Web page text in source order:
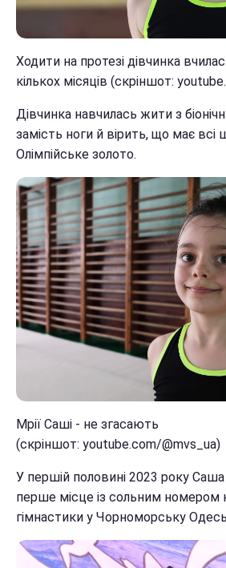
Ходити на протезі дівчинка
кількох місяців (скріншот:
Дівчинка навчилась жити з
замість ноги й вірить, що має всі
Олімпійське золото.
Мрії Саші - не згасають
(скріншот: youtube.com/@mvs_ua)
У першій половині 2023 року
перше місце із сольним номером
гімнастики у Чорноморську